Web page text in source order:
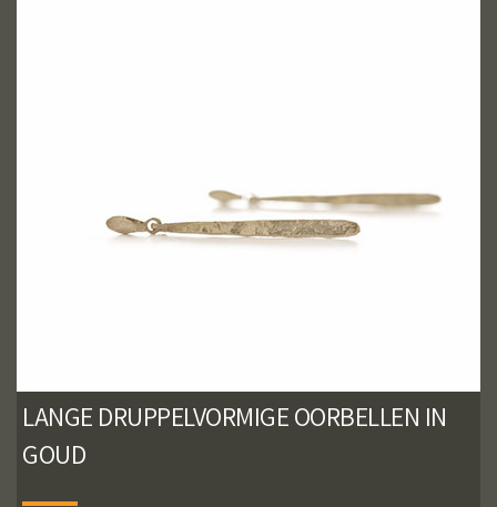
LANGE DRUPPELVORMIGE OORBELLEN IN
GOUD